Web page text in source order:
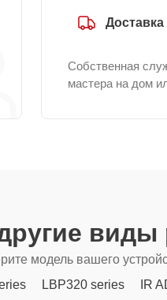
Собственная
мастера на дом
виды
модель вашего
LBP320 series IR